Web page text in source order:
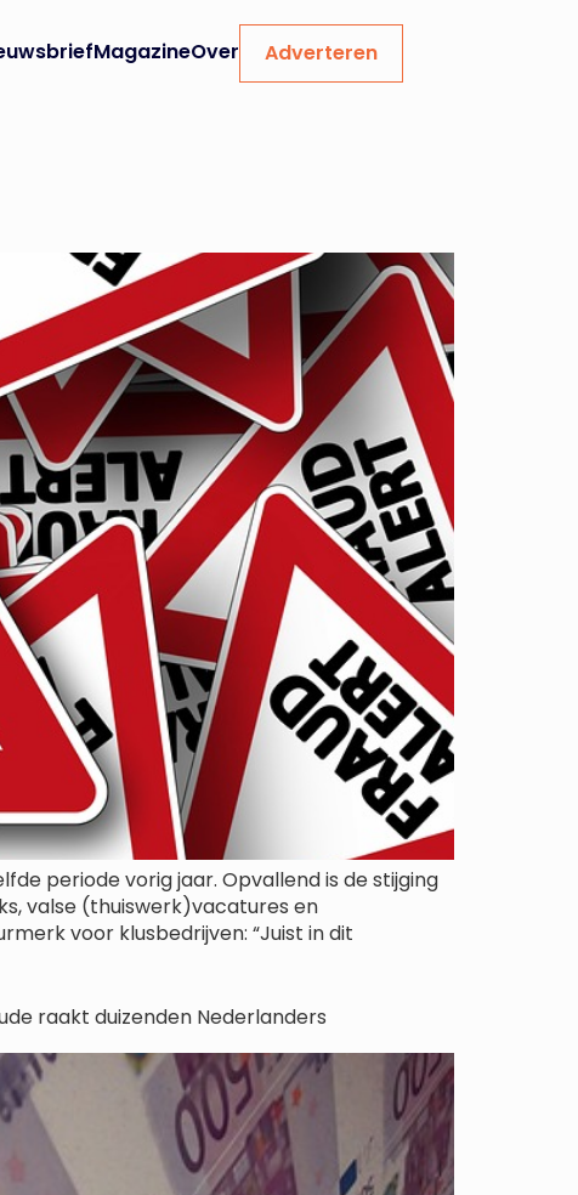
MagazineOver Adverteren
periode vorig jaar. Opvallend is de stijging
valse (thuiswerk)vacatures en
voor klusbedrijven: “Juist in dit
raakt duizenden Nederlanders